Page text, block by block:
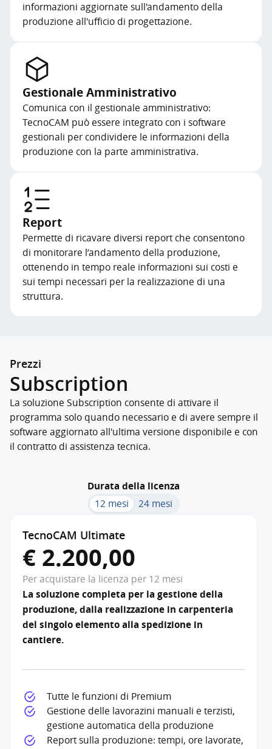
informazioni aggiornate sull'andamento della
produzione all'ufficio di progettazione.
Gestionale Amministrativo
Comunica con il gestionale amministrativo:
TecnoCAM può essere integrato con i software
gestionali per condividere le informazioni della
produzione con la parte amministrativa.
Report
Permette di ricavare diversi report che consentono
di monitorare l’andamento della produzione,
ottenendo in tempo reale informazioni sui costi e
sui tempi necessari per la realizzazione di una
struttura.
Prezzi
Subscription
La soluzione Subscription consente di attivare il
programma solo quando necessario e di avere sempre il
software aggiornato all'ultima versione disponibile e con
il contratto di assistenza tecnica.
Durata della licenza
12 mesi 24 mesi
TecnoCAM Ultimate
€ 2.200,00
Per acquistare la licenza per 12 mesi
La soluzione completa per la gestione della
produzione, dalla realizzazione in carpenteria
del singolo elemento alla spedizione in
cantiere.
Tutte le funzioni di Premium
Gestione delle lavorazini manuali e terzisti,
gestione automatica della produzione
Report sulla produzione: tempi, ore lavorate,